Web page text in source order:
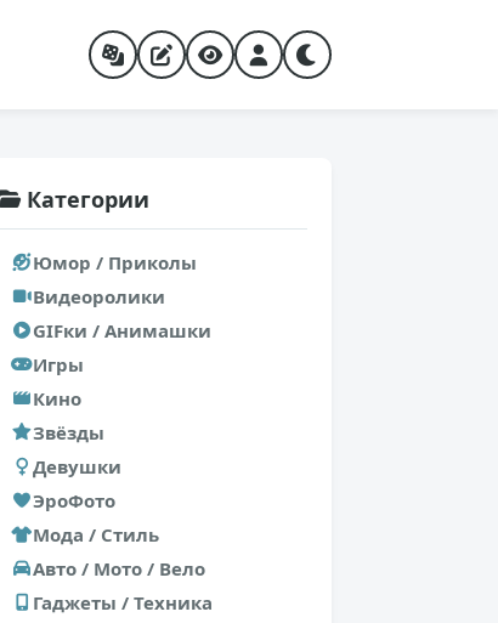
Категории
Юмор / Приколы
Видеоролики
GIFки / Анимашки
Игры
Кино
Звёзды
Девушки
ЭроФото
Мода / Стиль
Авто / Мото / Вело
Гаджеты / Техника